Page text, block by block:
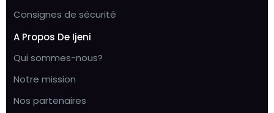
Consignes de sécurité
A Propos De Ijeni
Qui sommes-nous?
Notre mission
Nos partenaires